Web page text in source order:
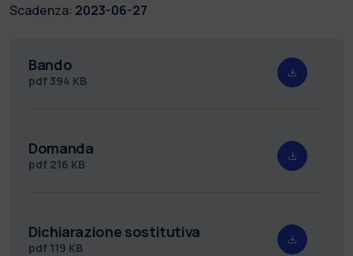
Scadenza: 2023-06-27
Bando
pdf 394 KB
Domanda
pdf 216 KB
Dichiarazione sostitutiva
pdf 119 KB